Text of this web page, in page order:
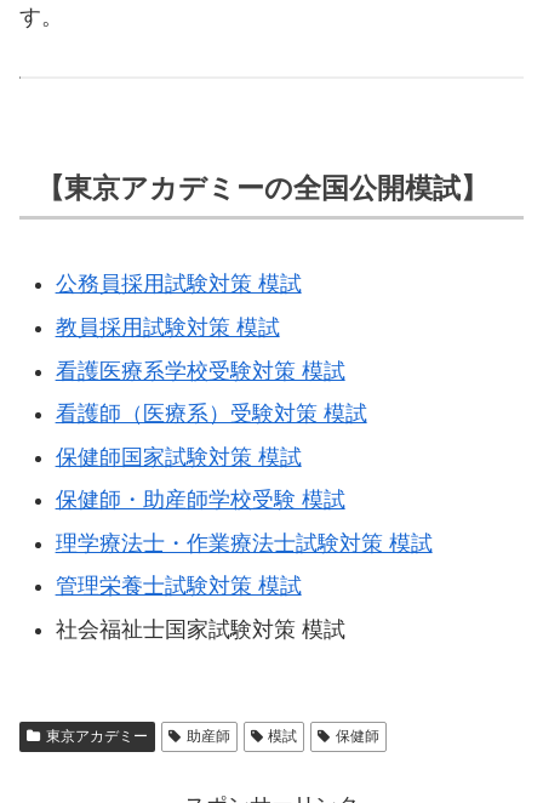
す。
【東京アカデミーの全国公開模試】
公務員採用試験対策 模試
教員採用試験対策 模試
看護医療系学校受験対策 模試
看護師（医療系）受験対策 模試
保健師国家試験対策 模試
保健師・助産師学校受験 模試
理学療法士・作業療法士試験対策 模試
管理栄養士試験対策 模試
社会福祉士国家試験対策 模試
東京アカデミー 助産師 模試 保健師